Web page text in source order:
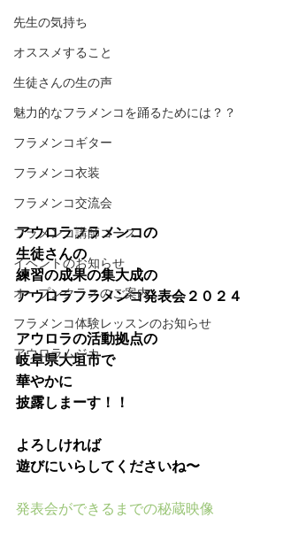
先生の気持ち
オススメすること
生徒さんの生の声
魅力的なフラメンコを踊るためには？？
フラメンコギター
フラメンコ衣装
フラメンコ交流会
フラメンコ講師コース
イベントのお知らせ
オープンクラスのご案内
フラメンコ体験レッスンのお知らせ
アウロラムジカ
アウロラフラメンコの
生徒さんの
練習の成果の集大成の
アウロラフラメンコ発表会２０２４
アウロラの活動拠点の
岐阜県大垣市で
華やかに
披露しまーす！！
よろしければ
遊びにいらしてくださいね〜
発表会ができるまでの秘蔵映像